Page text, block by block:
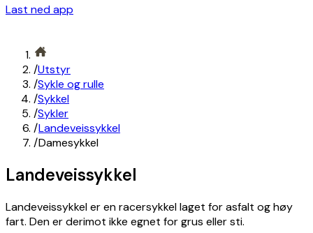
Last ned app
/Utstyr
/Sykle og rulle
/Sykkel
/Sykler
/Landeveissykkel
/Damesykkel
Landeveissykkel
Landeveissykkel er en racersykkel laget for asfalt og høy
fart. Den er derimot ikke egnet for grus eller sti.